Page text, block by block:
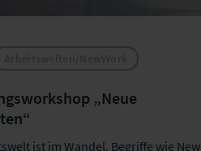
„Neue
ist im Wandel. Begriffe wie New